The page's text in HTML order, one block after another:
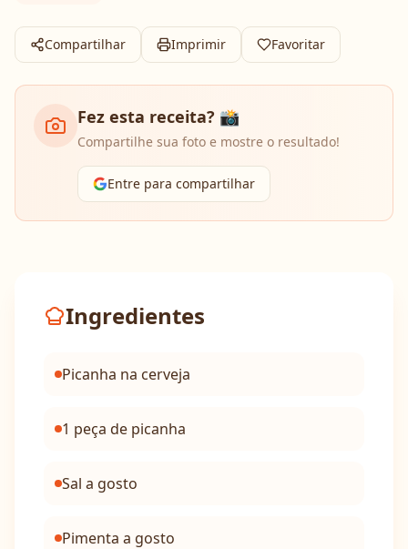
Compartilhar Imprimir Favoritar
Fez esta receita? 📸
Compartilhe sua foto e mostre o resultado!
Entre para compartilhar
Ingredientes
Picanha na cerveja
1 peça de picanha
Sal a gosto
Pimenta a gosto